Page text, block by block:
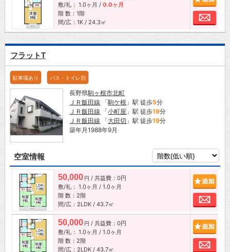
敷/礼： 1.0ヶ月 / 0.0ヶ月
階 数：1階
間/広：1K / 24.3㎡
お
フラットT
駐車場あり バス・トイレ別
長野県駒ヶ根市北町
ＪＲ飯田線 「駒ケ根 」駅 徒歩5分
ＪＲ飯田線 「小町屋 」駅 徒歩19分
ＪＲ飯田線 「大田切 」駅 徒歩19分
築年月1988年9月
空室情報
50,000 円 / 共益費：0円
敷/礼： 1.0ヶ月 / 1.0ヶ月
階 数：2階
間/広：2LDK / 43.7㎡
お
50,000 円 / 共益費：0円
敷/礼： 1.0ヶ月 / 1.0ヶ月
階 数：2階
間/広：2LDK / 43.7㎡
お